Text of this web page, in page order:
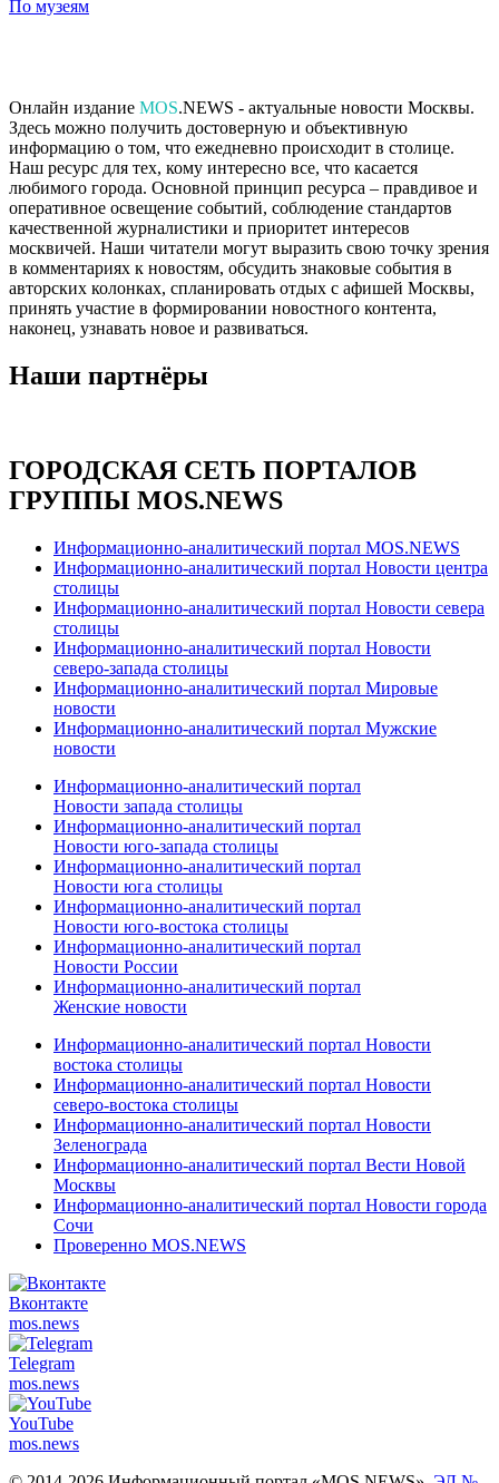
По музеям
Онлайн издание MOS.NEWS - актуальные новости Москвы.
Здесь можно получить достоверную и объективную
информацию о том, что ежедневно происходит в столице.
Наш ресурс для тех, кому интересно все, что касается
любимого города. Основной принцип ресурса – правдивое и
оперативное освещение событий, соблюдение стандартов
качественной журналистики и приоритет интересов
москвичей. Наши читатели могут выразить свою точку зрения
в комментариях к новостям, обсудить знаковые события в
авторских колонках, спланировать отдых с афишей Москвы,
принять участие в формировании новостного контента,
наконец, узнавать новое и развиваться.
Наши партнёры
ГОРОДСКАЯ СЕТЬ ПОРТАЛОВ
ГРУППЫ MOS.NEWS
Информационно-аналитический портал MOS.NEWS
Информационно-аналитический портал Новости центра
столицы
Информационно-аналитический портал Новости севера
столицы
Информационно-аналитический портал Новости
северо-запада столицы
Информационно-аналитический портал Мировые
новости
Информационно-аналитический портал Мужские
новости
Информационно-аналитический портал
Новости запада столицы
Информационно-аналитический портал
Новости юго-запада столицы
Информационно-аналитический портал
Новости юга столицы
Информационно-аналитический портал
Новости юго-востока столицы
Информационно-аналитический портал
Новости России
Информационно-аналитический портал
Женские новости
Информационно-аналитический портал Новости
востока столицы
Информационно-аналитический портал Новости
северо-востока столицы
Информационно-аналитический портал Новости
Зеленограда
Информационно-аналитический портал Вести Новой
Москвы
Информационно-аналитический портал Новости города
Сочи
Проверенно MOS.NEWS
Вконтакте
mos.news
Telegram
mos.news
YouTube
mos.news